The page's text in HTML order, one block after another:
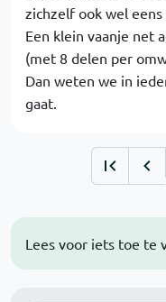
Lees voor iets toe te
zichzelf ook wel
Een klein vaanje net
(met 8 delen per
Dan weten we in
gaat.